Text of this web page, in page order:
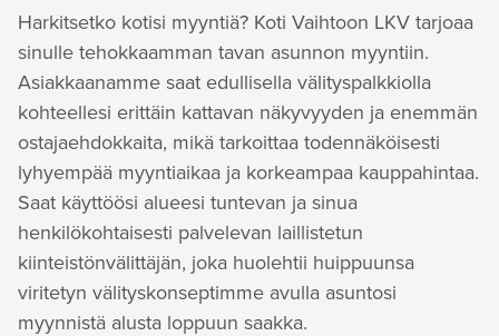
Harkitsetko kotisi myyntiä? Koti Vaihtoon LKV tarjoaa
sinulle tehokkaamman tavan asunnon myyntiin.
Asiakkaanamme saat edullisella välityspalkkiolla
kohteellesi erittäin kattavan näkyvyyden ja enemmän
ostajaehdokkaita, mikä tarkoittaa todennäköisesti
lyhyempää myyntiaikaa ja korkeampaa kauppahintaa.
Saat käyttöösi alueesi tuntevan ja sinua
henkilökohtaisesti palvelevan laillistetun
kiinteistönvälittäjän, joka huolehtii huippuunsa
viritetyn välityskonseptimme avulla asuntosi
myynnistä alusta loppuun saakka.